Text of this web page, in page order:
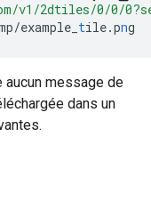
v1/2dtiles/0/0/
example_ tile.png
aucun message de
dans un